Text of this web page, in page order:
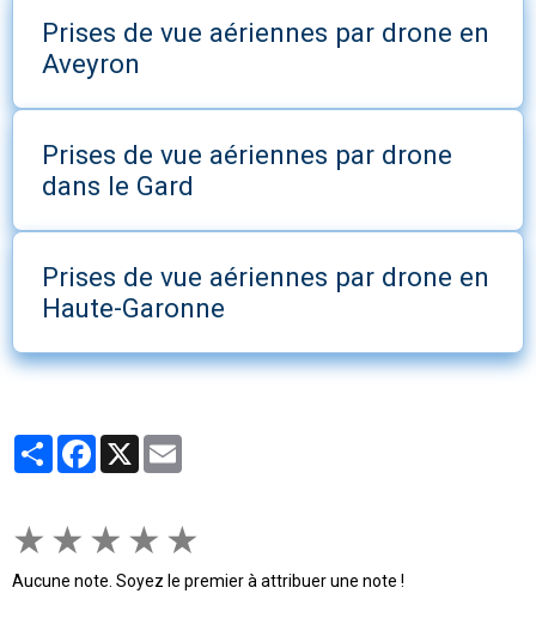
Prises de vue aériennes par drone en
Aveyron
Prises de vue aériennes par drone
dans le Gard
Prises de vue aériennes par drone en
Haute-Garonne
PartagerFacebook
X
★ ★ ★ ★ ★
Aucune note. Soyez le premier à attribuer une note !